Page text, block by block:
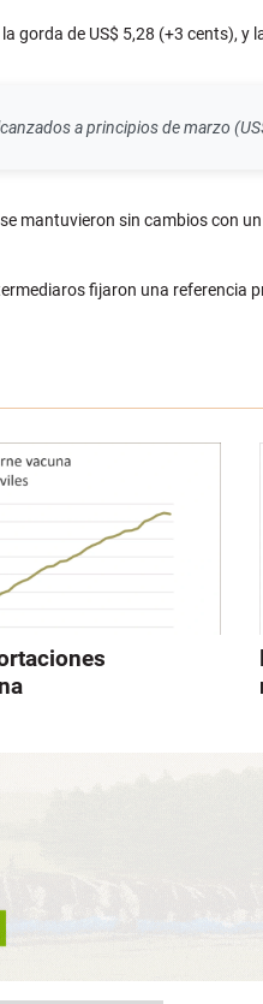
gorda de US$ 5,28 (+3 cents), y
a principios de marzo
mantuvieron sin cambios con
fijaron una referencia